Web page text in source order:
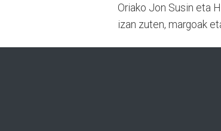
Oriako Jon Susin eta
izan zuten, margoak